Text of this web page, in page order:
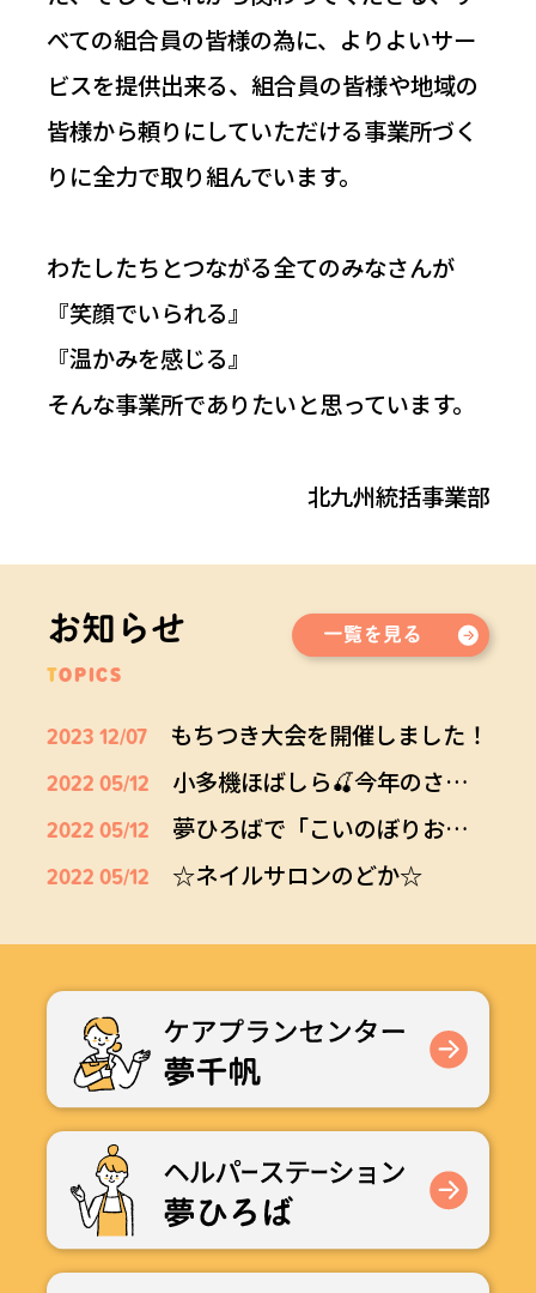
べての組合員の皆様の為に、よりよいサー
ビスを提供出来る、組合員の皆様や地域の
皆様から頼りにしていただける事業所づく
りに全力で取り組んでいます。
わたしたちとつながる全てのみなさんが
『笑顔でいられる』
『温かみを感じる』
そんな事業所でありたいと思っています。
北九州統括事業部
お知らせ
TOPICS
2023 12/07
もちつき大会を開催しました！
2022 05/12
小多機ほばしら🍒今年のさくらんぼ🍒
2022 05/12
夢ひろばで「こいのぼりおやつ」
2022 05/12
☆ネイルサロンのどか☆